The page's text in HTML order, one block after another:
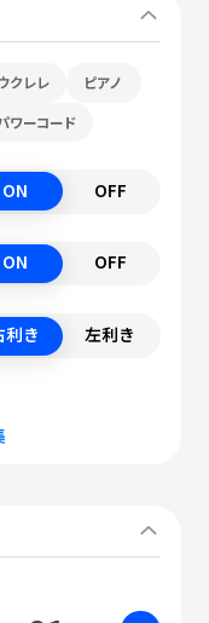
クレレ ピアノ
ワーコード
ON OFF
ON OFF
利き 左利き